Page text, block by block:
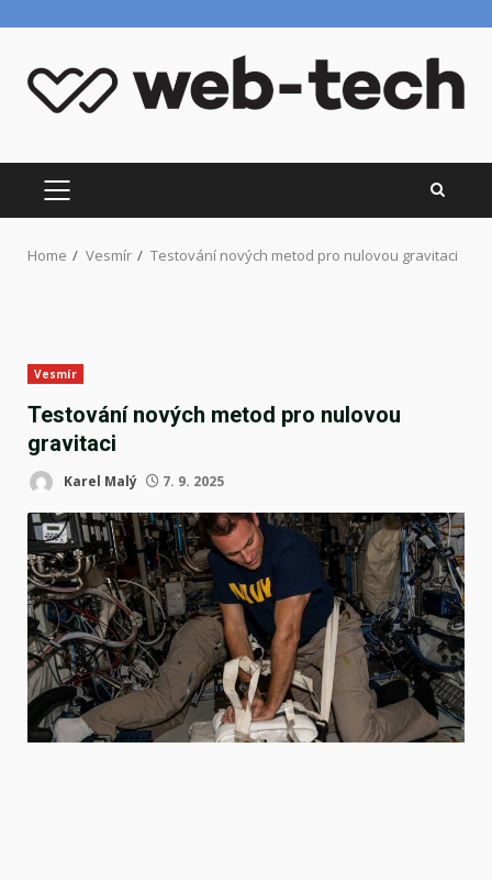
content
PRIMARY
MENU
Home Vesmír Testování nových metod pro nulovou gravitaci
Vesmír
Testování nových metod pro nulovou
gravitaci
Karel Malý 7. 9. 2025